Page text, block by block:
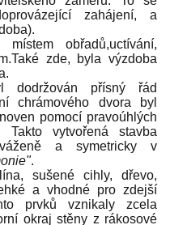
zahájení, a
obřadů,uctívání,
zde, byla výzdoba
dodržován přísný řád
chrámového dvora byl
pomocí pravoúhlých
vytvořená stavba
a symetricky v
.
sušené cihly, dřevo,
a vhodné pro zdejší
prvků vznikaly zcela
okraj stěny z rákosové